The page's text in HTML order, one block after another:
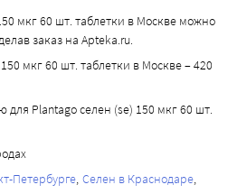
кожи, волос и ногтей, а
здоровья.
селен, он получает
в организме чаще
преждевременным
заболеваниями и
свойствами, которые
мкг 60 шт. таблетки в Москве можно
заказ на Apteka.ru.
мкг 60 шт. таблетки в Москве – 420
Plantago селен (se) 150 мкг 60 шт.
Петербурге Селен в Краснодаре